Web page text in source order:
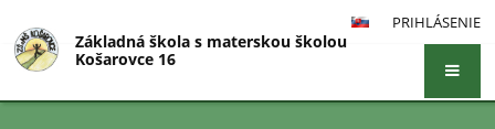
PRIHLÁSENIE
Základná škola s materskou školou
Košarovce 16